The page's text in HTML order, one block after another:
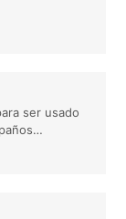
ser usado